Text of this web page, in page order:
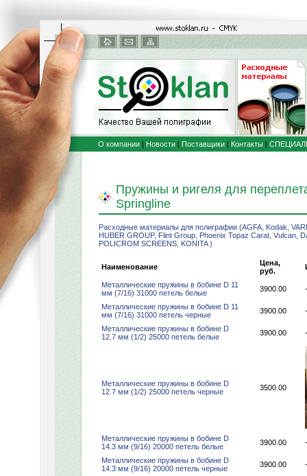
О компании | Новости | Поставщики | Контакты |
Пружины и ригеля для
Springline
Расходные материалы для полиграфии (AGFA, Kodak,
HUBER GROUP, Flint Group, Phoenix Topaz Carat, Vulcan,
POLICROM SCREENS, KONITA )
Наименование
Цена,
руб.
Металлические пружины в бобине D 11
мм (7/16) 31000 петель белые
3900.00 -
Металлические пружины в бобине D 11
мм (7/16) 31000 петель черные
3900.00 -
Металлические пружины в бобине D
12.7 мм (1/2) 25000 петель белые
3900.00 -
Металлические пружины в бобине D
12.7 мм (1/2) 25000 петель черные
3500.00
Металлические пружины в бобине D
14.3 мм (9/16) 20000 петель белые
3900.00 -
Металлические пружины в бобине D
14.3 мм (9/16) 20000 петель черные
3900.00 -